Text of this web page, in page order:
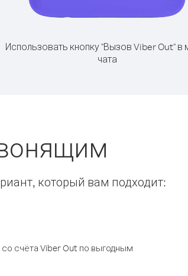
Использовать кнопку "Вызов Viber Out" в
чата
который вам подходит:
счёта Viber Out по выгодным